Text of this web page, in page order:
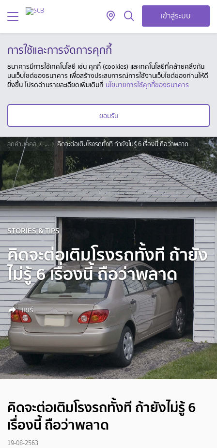
เข้าสู่ระบบ
การใช้และการจัดการคุกกี้
ธนาคารมีการใช้เทคโนโลยี เช่น คุกกี้ (cookies) และเทคโนโลยีที่คล้ายคลึงกัน
บนเว็บไซต์ของธนาคาร เพื่อสร้างประสบการณ์การใช้งานเว็บไซต์ของท่านให้ดี
ยิ่งขึ้น โปรดอ่านรายละเอียดเพิ่มเติมที่ นโยบายการใช้คุกกี้ของธนาคาร
ยอมรับ
ลูกค้าบุคคล ... คิดจะต่อเติมโรงรถทั้งที ถ้ายังไม่รู้ 6 เรื่องนี้ ถือว่าพลาด
STORIES & TIPS
คิดจะต่อเติมโรงรถทั้งที ถ้ายัง
ไม่รู้ 6 เรื่องนี้ ถือว่าพลาด
แชร์
คิดจะต่อเติมโรงรถทั้งที ถ้ายังไม่รู้ 6
เรื่องนี้ ถือว่าพลาด
19-08-2563